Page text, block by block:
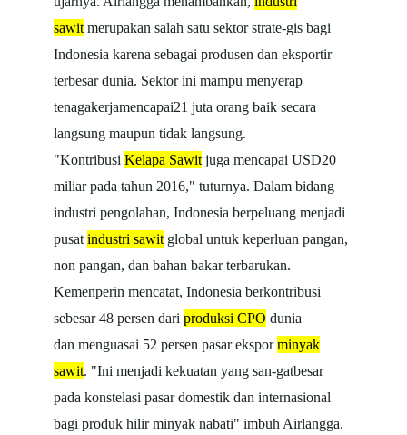
sawit merupakan salah satu sektor strate-gis bagi
Indonesia karena sebagai produsen dan eksportir
terbesar dunia. Sektor ini mampu menyerap
tenagakerjamencapai21 juta orang baik secara
langsung maupun tidak langsung.
"Kontribusi Kelapa Sawit juga mencapai USD20
miliar pada tahun 2016," tuturnya. Dalam bidang
industri pengolahan, Indonesia berpeluang menjadi
pusat industri sawit global untuk keperluan pangan,
non pangan, dan bahan bakar terbarukan.
Kemenperin mencatat, Indonesia berkontribusi
sebesar 48 persen dari produksi CPO dunia
dan menguasai 52 persen pasar eksporminyak
sawit. "Ini menjadi kekuatan yang san-gatbesar
pada konstelasi pasar domestik dan internasional
bagi produk hilir minyak nabati" imbuh Airlangga.